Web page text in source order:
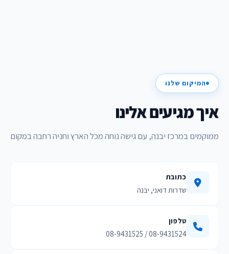
המיקום שלנו
איך מגיעים אלינו
ממוקמים במרכז יבנה, עם גישה נוחה מכל הארץ וחניה רחבה במקום
כתובת
שדרות דואני, יבנה
טלפון
08-9431524 / 08-9431525